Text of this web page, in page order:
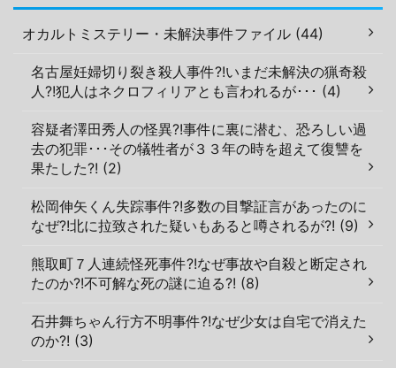
オカルトミステリー・未解決事件ファイル (44)
名古屋妊婦切り裂き殺人事件?!いまだ未解決の猟奇殺
人?!犯人はネクロフィリアとも言われるが･･･ (4)
容疑者澤田秀人の怪異?!事件に裏に潜む、恐ろしい過
去の犯罪･･･その犠牲者が３３年の時を超えて復讐を
果たした?! (2)
松岡伸矢くん失踪事件?!多数の目撃証言があったのに
なぜ?!北に拉致された疑いもあると噂されるが?! (9)
熊取町７人連続怪死事件?!なぜ事故や自殺と断定され
たのか?!不可解な死の謎に迫る?! (8)
石井舞ちゃん行方不明事件?!なぜ少女は自宅で消えた
のか?! (3)